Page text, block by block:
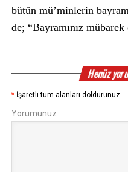
bütün mü’minlerin
de; “Bayramınız mübarek
Henüz
* İşaretli tüm alanları doldurunuz.
Yorumunuz